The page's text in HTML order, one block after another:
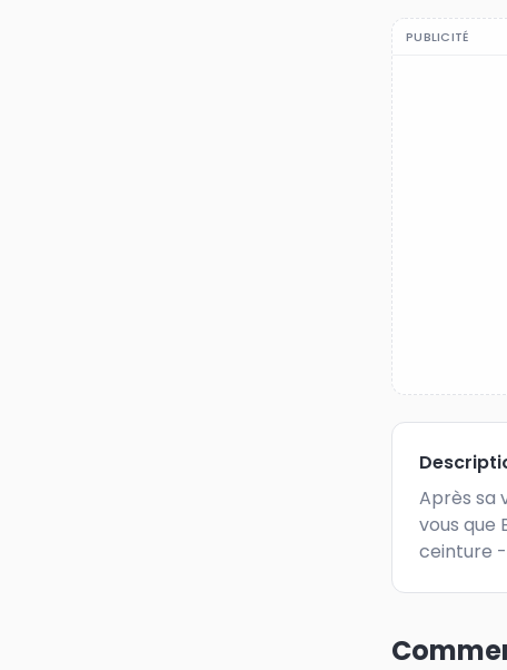
PUBLICITÉ
Après sa
vous que
ceinture